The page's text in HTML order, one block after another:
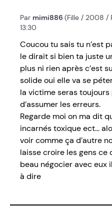
Par mimi886 (Fille / 2008 /
13:30
Coucou tu sais tu n’est
le dirait si bien ta juste
plus ni rien après c’est
solide oui elle va se
la victime seras
d’assumer les erreurs.
Regarde moi on ma dit
incarnés toxique ect...
voir comme ça d’autre
laisse croire les gens
beau négocier avec eux
à dire